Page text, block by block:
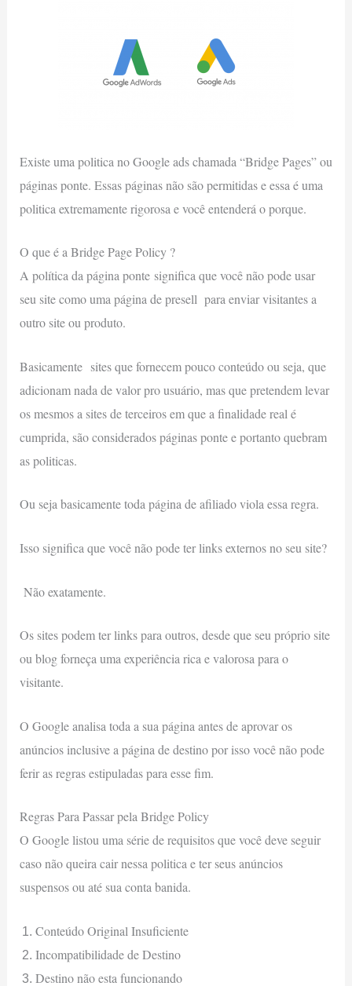
Existe uma politica no Google ads chamada “Bridge Pages” ou
páginas ponte. Essas páginas não são permitidas e essa é uma
politica extremamente rigorosa e você entenderá o porque.
O que é a Bridge Page Policy ?
A política da página ponte significa que você não pode usar
seu site como uma página de presell para enviar visitantes a
outro site ou produto.
Basicamente sites que fornecem pouco conteúdo ou seja, que
adicionam nada de valor pro usuário, mas que pretendem levar
os mesmos a sites de terceiros em que a finalidade real é
cumprida, são considerados páginas ponte e portanto quebram
as politicas.
Ou seja basicamente toda página de afiliado viola essa regra.
Isso significa que você não pode ter links externos no seu site?
Não exatamente.
Os sites podem ter links para outros, desde que seu próprio site
ou blog forneça uma experiência rica e valorosa para o
visitante.
O Google analisa toda a sua página antes de aprovar os
anúncios inclusive a página de destino por isso você não pode
ferir as regras estipuladas para esse fim.
Regras Para Passar pela Bridge Policy
O Google listou uma série de requisitos que você deve seguir
caso não queira cair nessa politica e ter seus anúncios
suspensos ou até sua conta banida.
Conteúdo Original Insuficiente
Incompatibilidade de Destino
Destino não esta funcionando